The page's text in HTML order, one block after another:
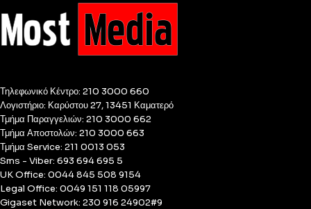
Τηλεφωνικό Κέντρο: 210 3000 660
Λογιστήριο: Καρύστου 27, 13451 Καματερό
Τμήμα Παραγγελιών: 210 3000 662
Τμήμα Αποστολών: 210 3000 663
Τμήμα Service: 211 0013 053
Sms - Viber: 693 694 695 5
UK Office: 0044 845 508 9154
Legal Office: 0049 151 118 05997
Gigaset Network: 230 916 24902#9